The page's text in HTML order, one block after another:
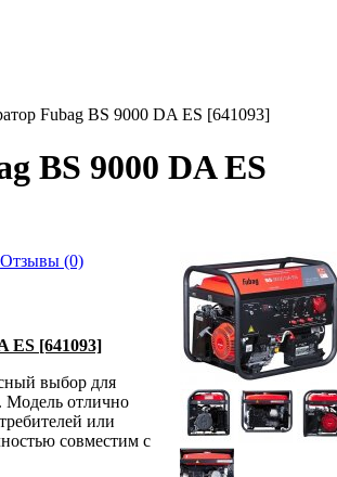
Fubag BS 9000 DA ES [641093]
BS 9000 DA ES
Отзывы (0)
ES [641093]
выбор для
Модель отлично
или
совместим с